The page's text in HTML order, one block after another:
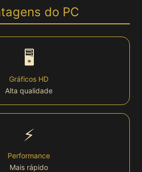
Cadastro
Bônus
VIP
Lottery
🏆 Plataforma
do PC
🖥️
Gráficos HD
Alta qualidade
⚡
Performance
Mais rápido